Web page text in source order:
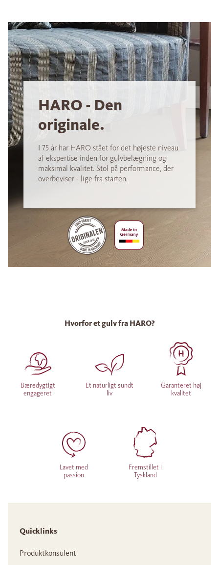
HARO - Den
originale.
I 75 år har HARO stået for det højeste niveau
af ekspertise inden for gulvbelægning og
maksimal kvalitet. Stol på performance, der
overbeviser - lige fra starten.
Hvorfor et gulv fra HARO?
Bæredygtigt
engageret
Et naturligt sundt
liv
Garanteret høj
kvalitet
Lavet med
passion
Fremstillet i
Tyskland
Quicklinks
Produktkonsulent